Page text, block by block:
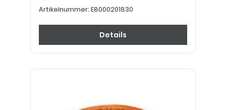
Artikelnummer: E8000201830
Details